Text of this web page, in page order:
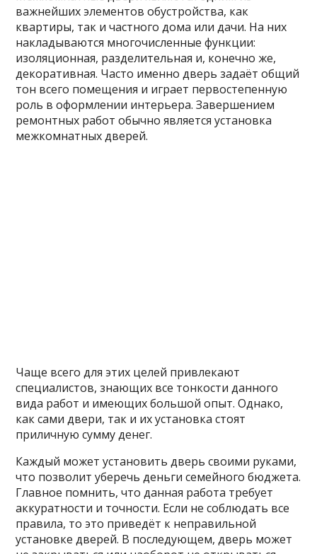
важнейших элементов обустройства, как
квартиры, так и частного дома или дачи. На них
накладываются многочисленные функции:
изоляционная, разделительная и, конечно же,
декоративная. Часто именно дверь задаёт общий
тон всего помещения и играет первостепенную
роль в оформлении интерьера. Завершением
ремонтных работ обычно является установка
межкомнатных дверей.
Чаще всего для этих целей привлекают
специалистов, знающих все тонкости данного
вида работ и имеющих большой опыт. Однако,
как сами двери, так и их установка стоят
приличную сумму денег.
Каждый может установить дверь своими руками,
что позволит уберечь деньги семейного бюджета.
Главное помнить, что данная работа требует
аккуратности и точности. Если не соблюдать все
правила, то это приведёт к неправильной
установке дверей. В последующем, дверь может